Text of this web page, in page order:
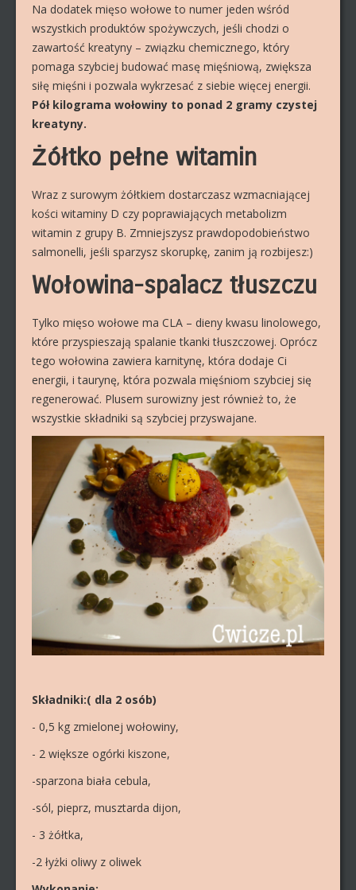
Na dodatek mięso wołowe to numer jeden wśród
wszystkich produktów spożywczych, jeśli chodzi o
zawartość kreatyny – związku chemicznego, który
pomaga szybciej budować masę mięśniową, zwiększa
siłę mięśni i pozwala wykrzesać z siebie więcej energii.
Pół kilograma wołowiny to ponad 2 gramy czystej
kreatyny.
Żółtko pełne witamin
Wraz z surowym żółtkiem dostarczasz wzmacniającej
kości witaminy D czy poprawiających metabolizm
witamin z grupy B. Zmniejszysz prawdopodobieństwo
salmonelli, jeśli sparzysz skorupkę, zanim ją rozbijesz:)
Wołowina-spalacz tłuszczu
Tylko mięso wołowe ma CLA – dieny kwasu linolowego,
które przyspieszają spalanie tkanki tłuszczowej. Oprócz
tego wołowina zawiera karnitynę, która dodaje Ci
energii, i taurynę, która pozwala mięśniom szybciej się
regenerować. Plusem surowizny jest również to, że
wszystkie składniki są szybciej przyswajane.
Składniki:( dla 2 osób)
- 0,5 kg zmielonej wołowiny,
- 2 większe ogórki kiszone,
-sparzona biała cebula,
-sól, pieprz, musztarda dijon,
- 3 żółtka,
-2 łyżki oliwy z oliwek